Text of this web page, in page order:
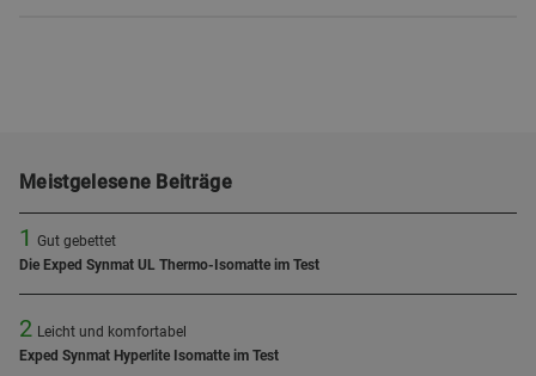
Meistgelesene Beiträge
1 Gut gebettet
Die Exped Synmat UL Thermo-Isomatte im Test
2 Leicht und komfortabel
Exped Synmat Hyperlite Isomatte im Test